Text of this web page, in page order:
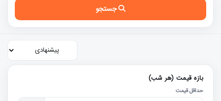
جستجو
بازه قیمت (هر شب)
حداقل قیمت